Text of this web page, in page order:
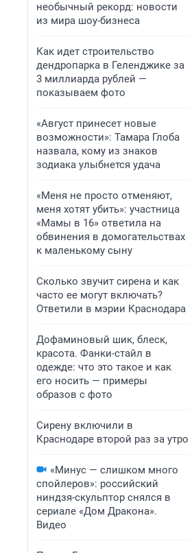
необычный рекорд: новости
из мира шоу-бизнеса
Как идет строительство
дендропарка в Геленджике за
3 миллиарда рублей —
показываем фото
«Август принесет новые
возможности»: Тамара Глоба
назвала, кому из знаков
зодиака улыбнется удача
«Меня не просто отменяют,
меня хотят убить»: участница
«Мамы в 16» ответила на
обвинения в домогательствах
к маленькому сыну
Сколько звучит сирена и как
часто ее могут включать?
Ответили в мэрии Краснодара
Дофаминовый шик, блеск,
красота. Фанки-стайл в
одежде: что это такое и как
его носить — примеры
образов с фото
Сирену включили в
Краснодаре второй раз за утро
«Минус — слишком много
спойлеров»: российский
ниндзя-скульптор снялся в
сериале «Дом Дракона».
Видео